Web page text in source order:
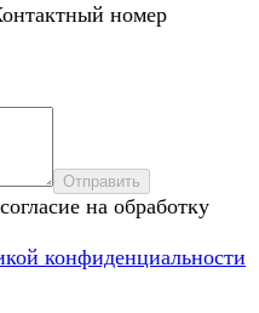
номер
Отправить
на обработку
конфиденциальности